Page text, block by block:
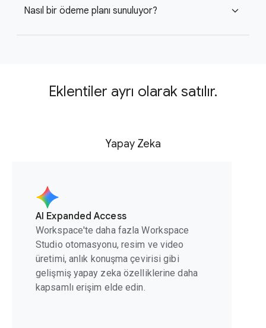
Nasıl bir ödeme planı sunuluyor? expand_more
Eklentiler ayrı olarak satılır.
Yapay Zeka
AI Expanded Access
Workspace'te daha fazla Workspace
Studio otomasyonu, resim ve video
üretimi, anlık konuşma çevirisi gibi
gelişmiş yapay zeka özelliklerine daha
kapsamlı erişim elde edin.